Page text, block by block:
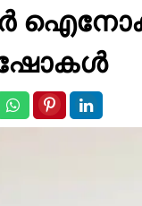
ഷോകൾ